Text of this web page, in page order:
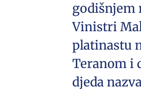
godišnjem
Vinistri
platinastu
Teranom i
djeda